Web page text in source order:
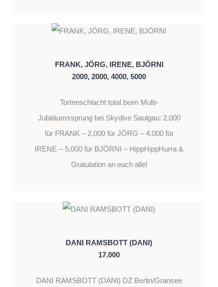
FRANK, JÖRG, IRENE, BJÖRNI
2000, 2000, 4000, 5000
Tortenschlacht total beim Multi-
Jubiläumssprung bei Skydive Saulgau: 2.000
für FRANK – 2.000 für JÖRG – 4.000 für
IRENE – 5.000 für BJÖRNI – HippHippHurra &
Gratulation an euch alle!
DANI RAMSBOTT (DANI)
17.000
DANI RAMSBOTT (DANI) DZ Berlin/Gransee